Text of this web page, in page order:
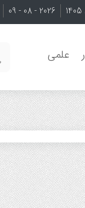
2026 - 08 - 09
علمی